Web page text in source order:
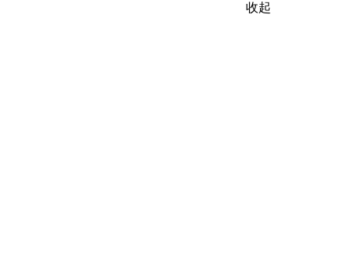
收起